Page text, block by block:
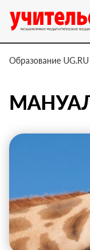
Образование UG.RU